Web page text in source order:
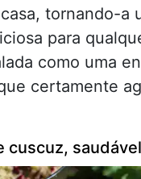
tornando-a
para
como uma
certamente
cuscuz,